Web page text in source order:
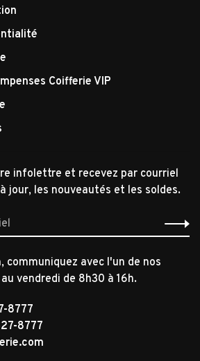
Coifferie VIP
infolettre et recevez par courriel
jour, les nouveautés et les soldes.
communiquez avec l'un de nos
vendredi de 8h30 à 16h.
8777
8777